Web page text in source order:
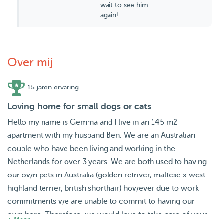
wait to see him
again!
Over mij
15 jaren ervaring
Loving home for small dogs or cats
Hello my name is Gemma and I live in an 145 m2
apartment with my husband Ben. We are an Australian
couple who have been living and working in the
Netherlands for over 3 years. We are both used to having
our own pets in Australia (golden retriver, maltese x west
highland terrier, british shorthair) however due to work
commitments we are unable to commit to having our
own here. Therefore, we would love to take care of your